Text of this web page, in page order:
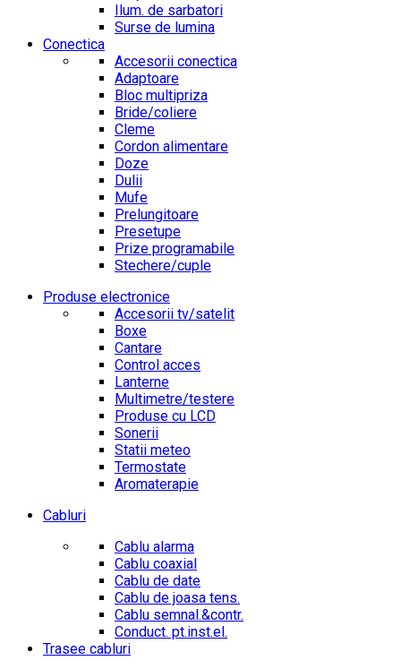
Ilum. de sarbatori
Surse de lumina
Conectica
Accesorii conectica
Adaptoare
Bloc multipriza
Bride/coliere
Cleme
Cordon alimentare
Doze
Dulii
Mufe
Prelungitoare
Presetupe
Prize programabile
Stechere/cuple
Produse electronice
Accesorii tv/satelit
Boxe
Cantare
Control acces
Lanterne
Multimetre/testere
Produse cu LCD
Sonerii
Statii meteo
Termostate
Aromaterapie
Cabluri
Cablu alarma
Cablu coaxial
Cablu de date
Cablu de joasa tens.
Cablu semnal.&contr.
Conduct. pt.inst.el.
Trasee cabluri